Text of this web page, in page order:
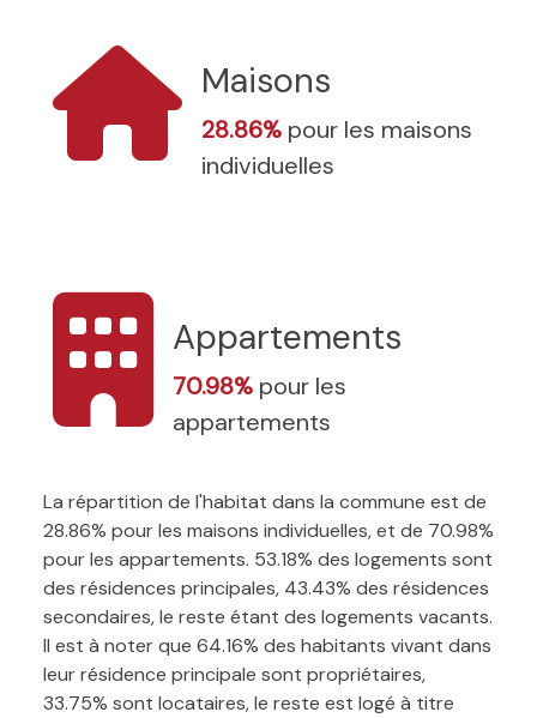
Maisons
28.86% pour les maisons
individuelles
Appartements
70.98% pour les
appartements
La répartition de l'habitat dans la commune est de
28.86% pour les maisons individuelles, et de 70.98%
pour les appartements. 53.18% des logements sont
des résidences principales, 43.43% des résidences
secondaires, le reste étant des logements vacants.
Il est à noter que 64.16% des habitants vivant dans
leur résidence principale sont propriétaires,
33.75% sont locataires, le reste est logé à titre